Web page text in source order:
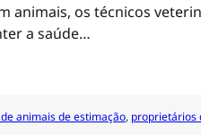
animais, os técnicos
a saúde…
animais de estimação, proprietários